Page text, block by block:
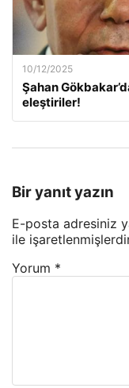
10/12/2025
Şahan
eleştiriler!
Bir yanıt yazın
E-posta adresiniz
ile
Yorum *